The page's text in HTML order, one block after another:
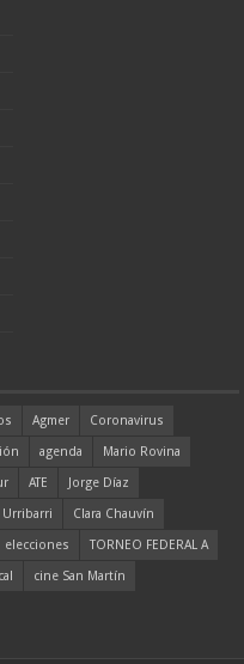
Agmer
Coronavirus
agenda
Mario Rovina
ATE
Jorge Díaz
Urribarri
Clara Chauvín
elecciones
TORNEO FEDERAL A
cine San Martín